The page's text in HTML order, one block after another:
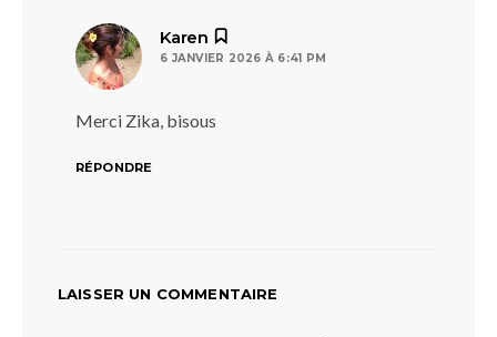
Karen
6 JANVIER 2026 À 6:41 PM
Merci Zika, bisous
RÉPONDRE
LAISSER UN COMMENTAIRE